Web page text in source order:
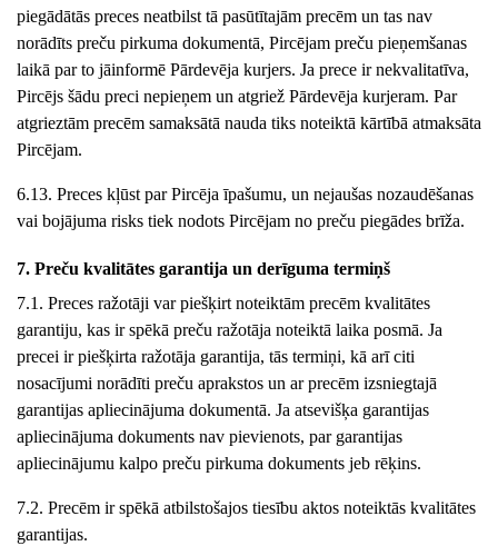
piegādātās preces neatbilst tā pasūtītajām precēm un tas nav
norādīts preču pirkuma dokumentā, Pircējam preču pieņemšanas
laikā par to jāinformē Pārdevēja kurjers. Ja prece ir nekvalitatīva,
Pircējs šādu preci nepieņem un atgriež Pārdevēja kurjeram. Par
atgrieztām precēm samaksātā nauda tiks noteiktā kārtībā atmaksāta
Pircējam.
6.13. Preces kļūst par Pircēja īpašumu, un nejaušas nozaudēšanas
vai bojājuma risks tiek nodots Pircējam no preču piegādes brīža.
7. Preču kvalitātes garantija un derīguma termiņš
7.1. Preces ražotāji var piešķirt noteiktām precēm kvalitātes
garantiju, kas ir spēkā preču ražotāja noteiktā laika posmā. Ja
precei ir piešķirta ražotāja garantija, tās termiņi, kā arī citi
nosacījumi norādīti preču aprakstos un ar precēm izsniegtajā
garantijas apliecinājuma dokumentā. Ja atsevišķa garantijas
apliecinājuma dokuments nav pievienots, par garantijas
apliecinājumu kalpo preču pirkuma dokuments jeb rēķins.
7.2. Precēm ir spēkā atbilstošajos tiesību aktos noteiktās kvalitātes
garantijas.